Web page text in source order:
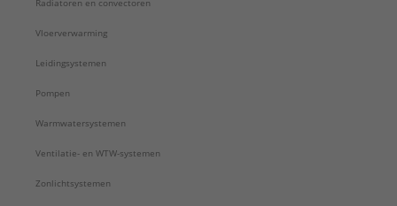
Radiatoren en convectoren
Vloerverwarming
Leidingsystemen
Pompen
Warmwatersystemen
Ventilatie- en WTW-systemen
Zonlichtsystemen